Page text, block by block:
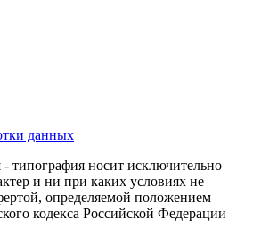
данных
типография носит исключительно
и ни при каких условиях не
определяемой положением
кодекса Российской Федерации